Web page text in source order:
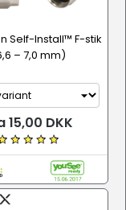
Self-Install™ F-stik
– 7,0 mm)
15,00 DKK